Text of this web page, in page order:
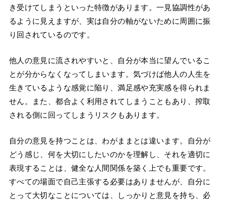
き受けてしまうといった特徴があります。一見協調性があ
るように見えますが、実は自分の軸がないために周囲に振
り回されているのです。
他人の意見に流されやすいと、自分が本当に望んでいるこ
とが分からなくなってしまいます。気づけば他人の人生を
生きているような感覚に陥り、満足感や充実感を得られま
せん。また、都合よく利用されてしまうこともあり、搾取
される側に回ってしまうリスクもあります。
自分の意見を持つことは、わがままとは違います。自分が
どう感じ、何を大切にしたいのかを理解し、それを適切に
表現することは、健全な人間関係を築く上でも重要です。
すべての場面で自己主張する必要はありませんが、自分に
とって大切なことについては、しっかりと意見を持ち、必